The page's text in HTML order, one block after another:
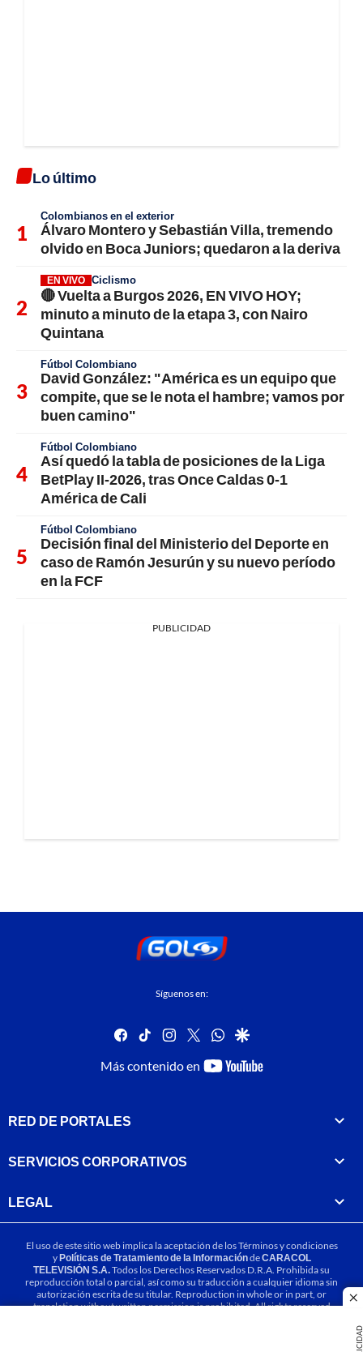
Lo último
Colombianos en el exterior
Álvaro Montero y Sebastián Villa, tremendo
olvido en Boca Juniors; quedaron a la deriva
EN VIVO Ciclismo
🔴 Vuelta a Burgos 2026, EN VIVO HOY;
minuto a minuto de la etapa 3, con Nairo
Quintana
Fútbol Colombiano
David González: "América es un equipo que
compite, que se le nota el hambre; vamos por
buen camino"
Fútbol Colombiano
Así quedó la tabla de posiciones de la Liga
BetPlay II-2026, tras Once Caldas 0-1
América de Cali
Fútbol Colombiano
Decisión final del Ministerio del Deporte en
caso de Ramón Jesurún y su nuevo período
en la FCF
PUBLICIDAD
Síguenos en:
facebook
tiktok instagram
twitterwhatsapp
google
Más contenido en
youtube-
RED DE PORTALES
SERVICIOS CORPORATIVOS
LEGAL
El uso de este sitio web implica la aceptación de losTérminos y condiciones
yPolíticas de Tratamiento de la InformacióndeCARACOL
TELEVISIÓN S.A.Todos los Derechos Reservados D.R.A. Prohibida su
reproducción total o parcial, así como su traducción a cualquier idioma sin
autorización escrita de su titular. Reproduction in whole or in part, or
translation without written permission is prohibited. All rights reserved